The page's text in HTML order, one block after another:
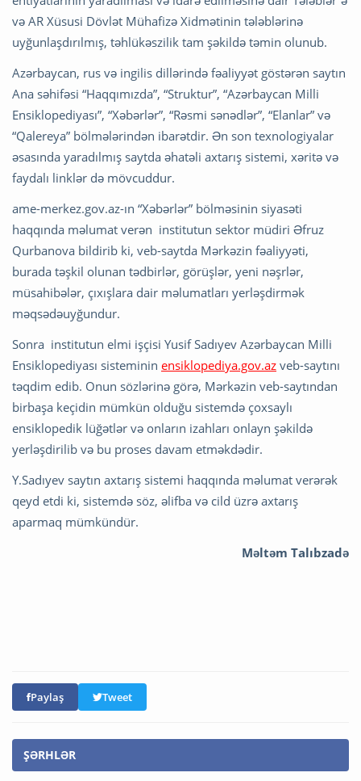
və AR Xüsusi Dövlət Mühafizə Xidmətinin tələblərinə
uyğunlaşdırılmış, təhlükəszilik tam şəkildə təmin olunub.
Azərbaycan, rus və ingilis dillərində fəaliyyət göstərən saytın
Ana səhifəsi “Haqqımızda”, “Struktur”, “Azərbaycan Milli
Ensiklopediyası”, “Xəbərlər”, “Rəsmi sənədlər”, “Elanlar” və
“Qalereya” bölmələrindən ibarətdir. Ən son texnologiyalar
əsasında yaradılmış saytda əhatəli axtarış sistemi, xəritə və
faydalı linklər də mövcuddur.
ame-merkez.gov.az-ın “Xəbərlər” bölməsinin siyasəti
haqqında məlumat verən institutun sektor müdiri Əfruz
Qurbanova bildirib ki, veb-saytda Mərkəzin fəaliyyəti,
burada təşkil olunan tədbirlər, görüşlər, yeni nəşrlər,
müsahibələr, çıxışlara dair məlumatları yerləşdirmək
məqsədəuyğundur.
Sonra institutun elmi işçisi Yusif Sadıyev Azərbaycan Milli
Ensiklopediyası sisteminin ensiklopediya.gov.az veb-saytını
təqdim edib. Onun sözlərinə görə, Mərkəzin veb-saytından
birbaşa keçidin mümkün olduğu sistemdə çoxsaylı
ensiklopedik lüğətlər və onların izahları onlayn şəkildə
yerləşdirilib və bu proses davam etməkdədir.
Y.Sadıyev saytın axtarış sistemi haqqında məlumat verərək
qeyd etdi ki, sistemdə söz, əlifba və cild üzrə axtarış
aparmaq mümkündür.
Məltəm Talıbzadə
Paylaş Tweet
ŞƏRHLƏR